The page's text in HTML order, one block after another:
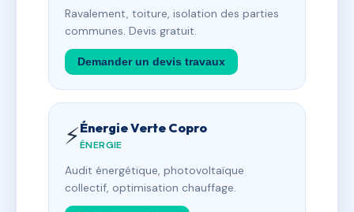
Ravalement, toiture, isolation des parties
communes. Devis gratuit.
Demander un devis travaux
⚡Énergie Verte Copro
ÉNERGIE
Audit énergétique, photovoltaïque
collectif, optimisation chauffage.